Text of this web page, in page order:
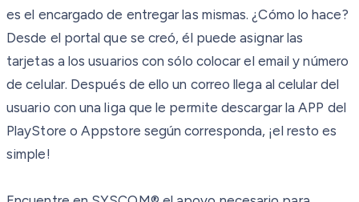
es el encargado de entregar las mismas. ¿Cómo lo hace?
Desde el portal que se creó, él puede asignar las
tarjetas a los usuarios con sólo colocar el email y número
de celular. Después de ello un correo llega al celular del
usuario con una liga que le permite descargar la APP del
PlayStore o Appstore según corresponda, ¡el resto es
simple!